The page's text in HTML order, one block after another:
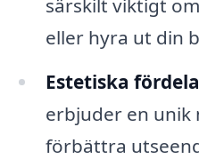
särskilt viktigt
eller hyra ut din
Estetiska
erbjuder en unik
förbättra